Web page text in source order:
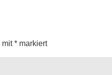
mit* markiert